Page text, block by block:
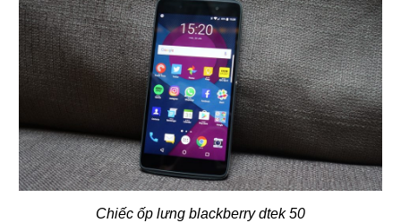
Chiếc ốp lưng blackberry dtek 50